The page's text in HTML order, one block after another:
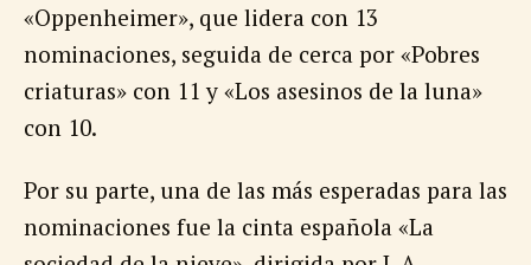
«Oppenheimer», que lidera con 13
nominaciones, seguida de cerca por «Pobres
criaturas» con 11 y «Los asesinos de la luna»
con 10.
Por su parte, una de las más esperadas para las
nominaciones fue la cinta española «La